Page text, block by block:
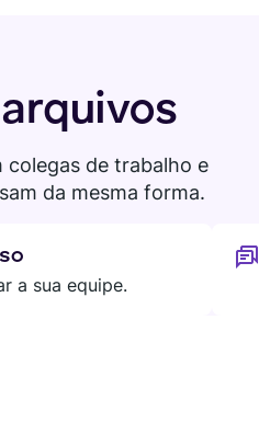
de trabalho e
da mesma forma.
a sua equipe.